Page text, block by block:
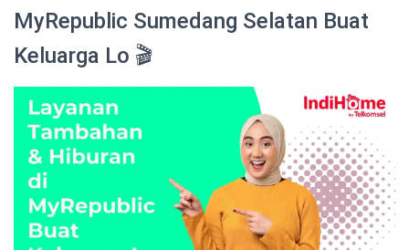
MyRepublic Sumedang Selatan Buat
Keluarga Lo 🎬